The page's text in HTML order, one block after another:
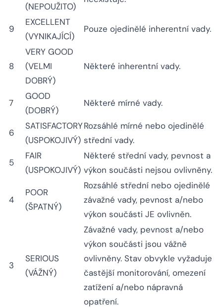
(NEPOUŽITO)
9
EXCELLENT
(VYNIKAJÍCÍ)
Pouze ojedinělé inherentní vady.
8
VERY GOOD
(VELMI
DOBRÝ)
Některé inherentní vady.
7
GOOD
(DOBRÝ)
Některé mírné vady.
6
SATISFACTORY
(USPOKOJIVÝ)
Rozsáhlé mírné nebo ojedinělé
střední vady.
5
FAIR
(USPOKOJIVÝ)
Některé střední vady, pevnost a
výkon součásti nejsou ovlivněny.
4
POOR
(ŠPATNÝ)
Rozsáhlé střední nebo ojedinělé
závažné vady, pevnost a/nebo
výkon součásti JE ovlivněn.
3
SERIOUS
(VÁŽNÝ)
Závažné vady, pevnost a/nebo
výkon součásti jsou vážně
ovlivněny. Stav obvykle vyžaduje
častější monitorování, omezení
zatížení a/nebo nápravná
opatření.